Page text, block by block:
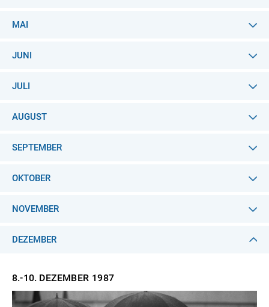
MAI
JUNI
JULI
AUGUST
SEPTEMBER
OKTOBER
NOVEMBER
DEZEMBER
8.-10. DEZEMBER 1987